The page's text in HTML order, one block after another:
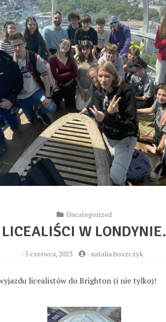
Uncategorized
LICEALIŚCI W LONDYNIE.
-5 czerwca, 2023 - natalia.boszczyk
licealistów do Brighton (i nie tylko)!